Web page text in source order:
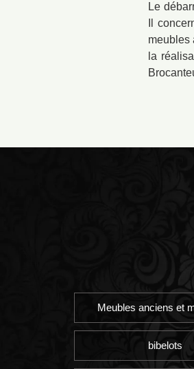
Le
Il
meubles
la
Meubles anciens et
bibelots